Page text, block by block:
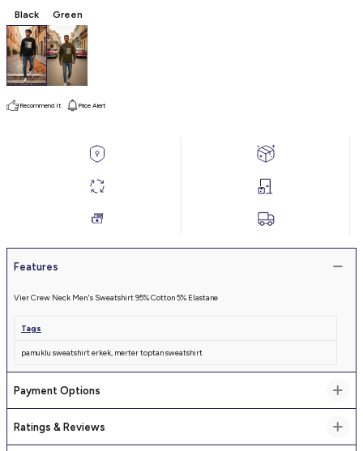
Black Green
Recommend It Price Alert
Features
Vier Crew Neck Men's Sweatshirt 95% Cotton 5% Elastane
Tags
pamuklu sweatshirt erkek merter toptan sweatshirt
Payment Options
Ratings & Reviews